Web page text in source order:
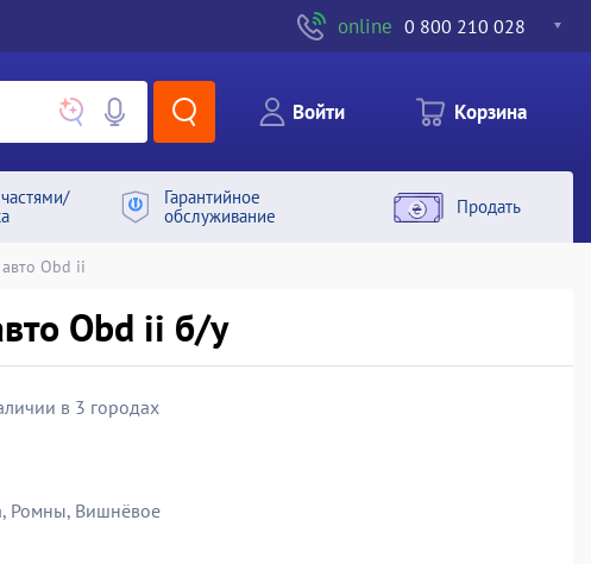
online 0 800 210 028
Войти Корзина
Гарантийное
обслуживание
Продать
Obd ii
Obd ii б/у
в 3 городах
Ромны, Вишнёвое